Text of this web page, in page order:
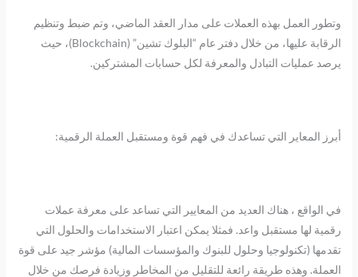
وتطور العمل بهذه العملات على مدار العقد الماضي، وتم ضبط وتنظيم
الرقابة عليها، من خلال دفتر عام “البلوك تشين” (Blockchain)، حيث
يرصد عمليات التبادل والمعرفة لكل حسابات المشتركين.
أبرز المعاير التي تساعدك في فهم قوة ومستقبل العملة الرقمية:
في الواقع ، هناك العديد من المعايير التي تساعد على معرفة عملات
رقمية لها مستقبل واعد. فمثلا يمكن اعتبار الاستخدامات والحلول التي
تقدمها (تكنولوجيا وحلول للبنوك والمؤسسات المالية) مؤشر جيد على قوة
العملة. وهذه طريقة رائعة للتقليل من المخاطر وزيادة فرصك من خلال